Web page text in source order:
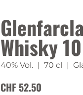
Whisky
40% Vol. | 70 cl |
CHF 52.50